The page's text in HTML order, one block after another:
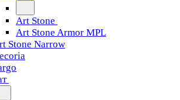
Art Stone
Art Stone Armor MPL
Stone Narrow